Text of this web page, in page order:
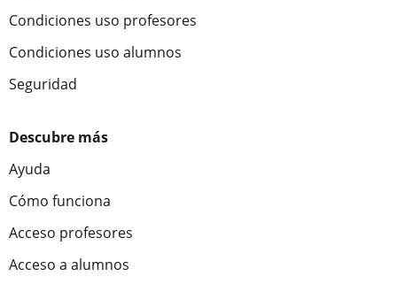
Condiciones uso profesores
Condiciones uso alumnos
Seguridad
Descubre más
Ayuda
Cómo funciona
Acceso profesores
Acceso a alumnos